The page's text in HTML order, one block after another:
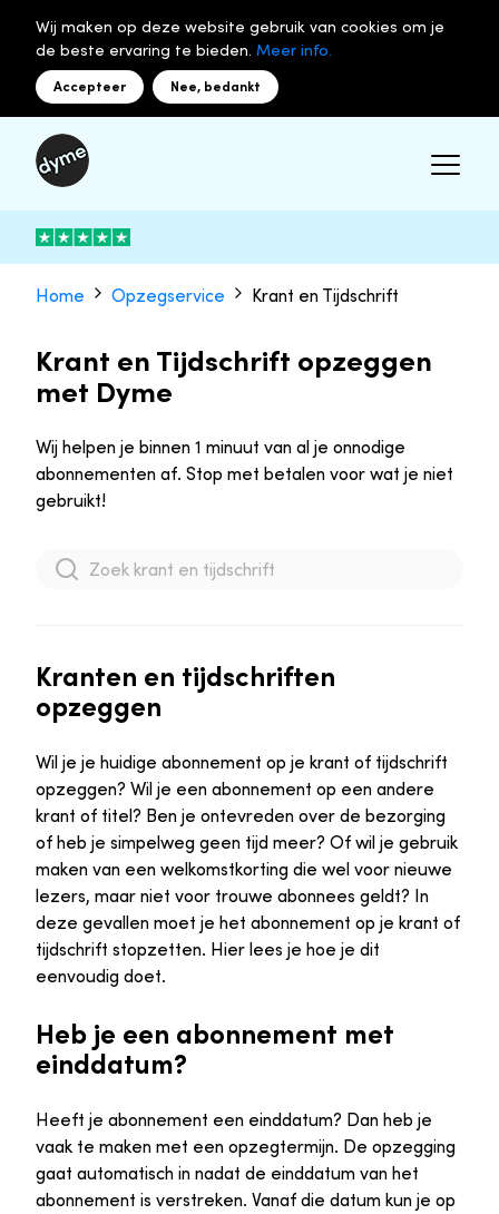
Wij maken op deze website gebruik van cookies om je
de beste ervaring te bieden. Meer info.
Accepteer Nee, bedankt
Home Opzegservice Krant en Tijdschrift
Krant en Tijdschrift opzeggen
met Dyme
Wij helpen je binnen 1 minuut van al je onnodige
abonnementen af. Stop met betalen voor wat je niet
gebruikt!
Kranten en tijdschriften
opzeggen
Wil je je huidige abonnement op je krant of tijdschrift
opzeggen? Wil je een abonnement op een andere
krant of titel? Ben je ontevreden over de bezorging
of heb je simpelweg geen tijd meer? Of wil je gebruik
maken van een welkomstkorting die wel voor nieuwe
lezers, maar niet voor trouwe abonnees geldt? In
deze gevallen moet je het abonnement op je krant of
tijdschrift stopzetten. Hier lees je hoe je dit
eenvoudig doet.
Heb je een abonnement met
einddatum?
Heeft je abonnement een einddatum? Dan heb je
vaak te maken met een opzegtermijn. De opzegging
gaat automatisch in nadat de einddatum van het
abonnement is verstreken. Vanaf die datum kun je op